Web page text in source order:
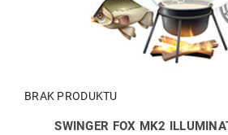
BRAK PRODUKTU
SWINGER FOX MK2